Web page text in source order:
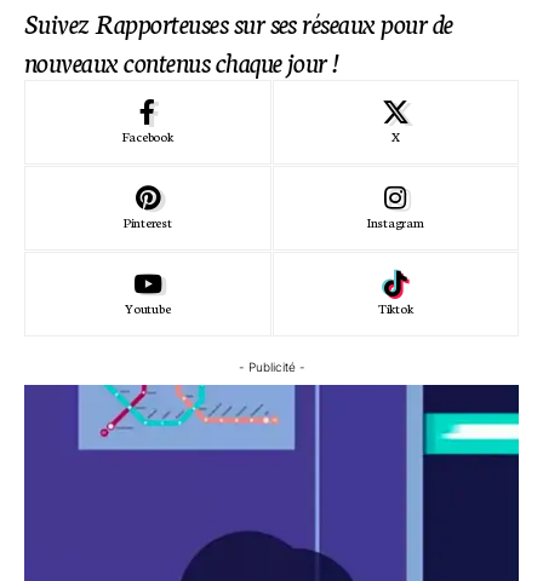
Suivez Rapporteuses sur ses réseaux pour de
nouveaux contenus chaque jour !
Facebook X
Pinterest Instagram
Youtube Tiktok
- Publicité -